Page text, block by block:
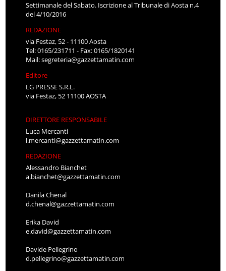
Settimanale del Sabato. Iscrizione al Tribunale di Aosta n.4
del 4/10/2016
REDAZIONE
via Festaz, 52 - 11100 Aosta
Tel: 0165/231711 - Fax: 0165/1820141
Mail:segreteria@gazzettamatin.com
Editore
LG PRESSE S.R.L.
via Festaz, 52 11100 AOSTA
DIRETTORE RESPONSABILE
Luca Mercanti
l.mercanti@gazzettamatin.com
REDAZIONE
Alessandro Bianchet
a.bianchet@gazzettamatin.com
Danila Chenal
d.chenal@gazzettamatin.com
Erika David
e.david@gazzettamatin.com
Davide Pellegrino
d.pellegrino@gazzettamatin.com